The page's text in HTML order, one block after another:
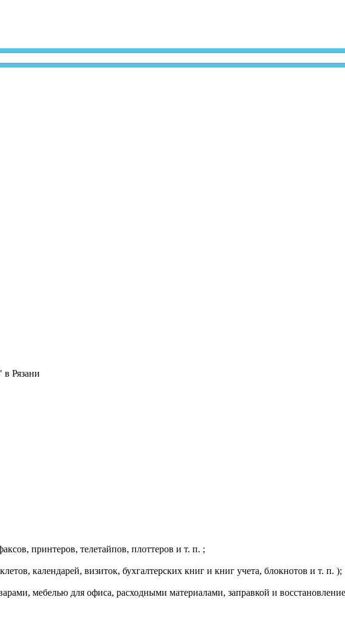
Рязани
принтеров, телетайпов, плоттеров и т. п. ;
календарей, визиток, бухгалтерских книг и книг учета, блокнотов и т. п. );
мебелью для офиса, расходными материалами, заправкой и